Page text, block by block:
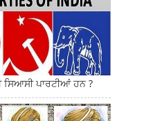
ਸਿਆਸੀ ਪਾਰਟੀਆਂ ਹਨ ?